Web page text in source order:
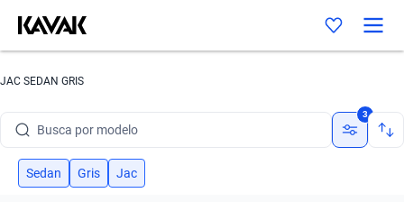
JAC SEDAN GRIS
Busca por modelo
Busca por versión
3
Sedan Gris Jac